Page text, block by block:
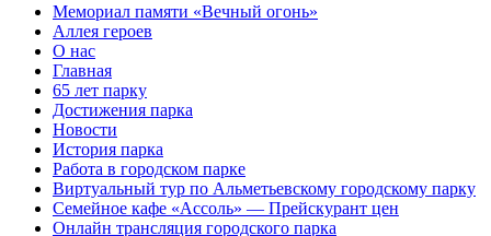
Мемориал памяти «Вечный огонь»
Аллея героев
О нас
Главная
65 лет парку
Достижения парка
Новости
История парка
Работа в городском парке
Виртуальный тур по Альметьевскому городскому парку
Семейное кафе «Ассоль» — Прейскурант цен
Онлайн трансляция городского парка